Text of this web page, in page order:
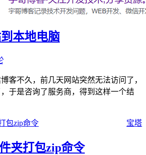
本地电脑
客不久，前几天网站突然无法访问了，
于是咨询了服务商，得到这样一个结
宝塔
夹打包zip命令